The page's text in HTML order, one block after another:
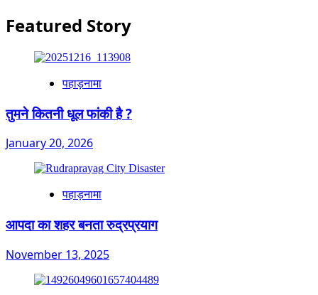
Featured Story
पहाड़नामा
तुमने कितनी धूल फांकी है ?
January 20, 2026
पहाड़नामा
आपदा का शहर बनता रुद्रप्रयाग
November 13, 2025